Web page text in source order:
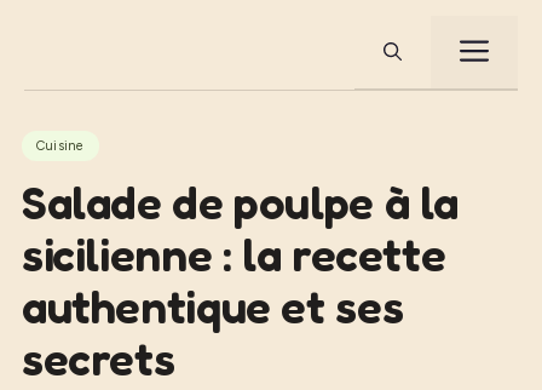
Cuisine
Salade de poulpe à la
sicilienne : la recette
authentique et ses
secrets